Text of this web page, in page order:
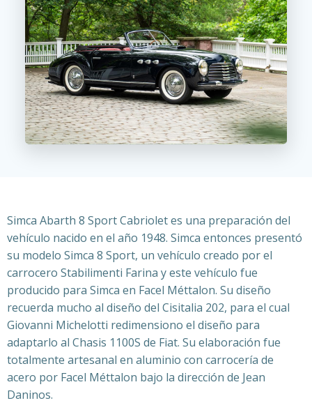
Simca Abarth 8 Sport Cabriolet es una preparación del
vehículo nacido en el año 1948. Simca entonces presentó
su modelo Simca 8 Sport, un vehículo creado por el
carrocero Stabilimenti Farina y este vehículo fue
producido para Simca en Facel Méttalon. Su diseño
recuerda mucho al diseño del Cisitalia 202, para el cual
Giovanni Michelotti redimensiono el diseño para
adaptarlo al Chasis 1100S de Fiat. Su elaboración fue
totalmente artesanal en aluminio con carrocería de
acero por Facel Méttalon bajo la dirección de Jean
Daninos.